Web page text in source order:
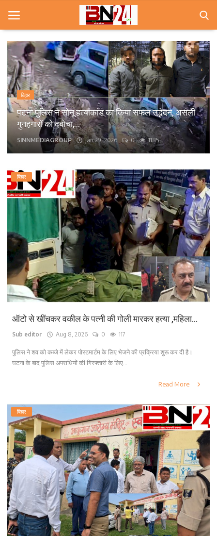
Home
खबरे
खेल
करियर
स्त्री
राज्य
कृषि
मूवी मसाला
लाइफ स्टाइल
पर्यटन
धर्म
अन्य
बिहार
पटना के कंकड़बाग केंद्रीय विद्यालय के पास बीच सड़क पर
गिरा पेड़, आवागमन बाधित।
bn24live Sep 13, 2025 0 1572
बिहार
ऑटो से खींचकर वकील के पत्नी की गोली मारकर हत्या ,महिला...
Sub editor Aug 8, 2026 0 117
पुलिस ने शव को कब्जे में लेकर पोस्टमार्टम के लिए भेजने की प्रक्रिया शुरू कर दी है।
घटना के बाद पुलिस अपराधियों की गिरफ्तारी के लिए...
Read More
बिहार